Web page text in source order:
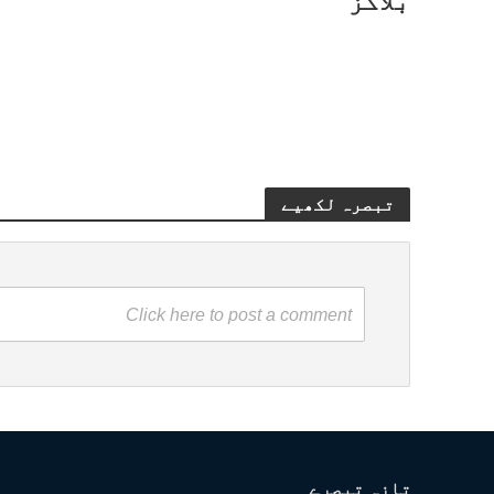
تبصرہ لکھیے
Click here to post a comment
تازہ تبصرے